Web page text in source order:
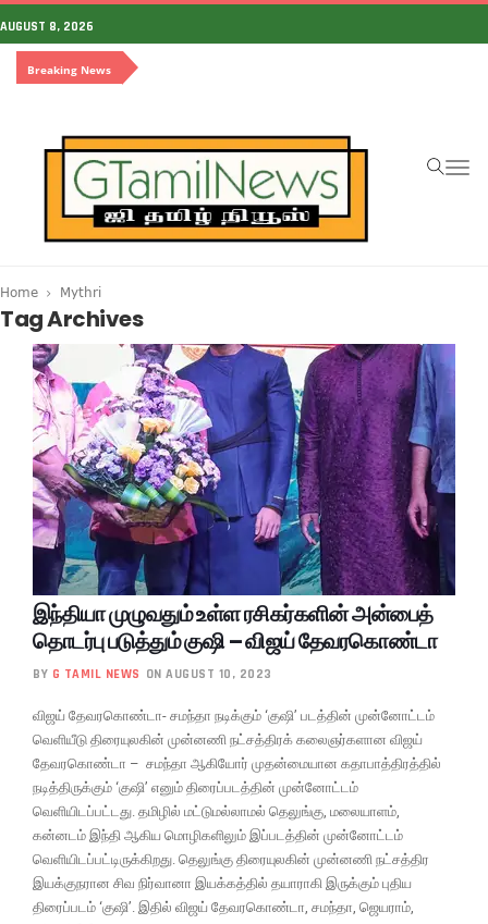
AUGUST 8, 2026
Breaking News
Home Mythri
Tag Archives
இந்தியா முழுவதும் உள்ள ரசிகர்களின் அன்பைத்
தொடர்பு படுத்தும் குஷி – விஜய் தேவரகொண்டா
BY G TAMIL NEWS ON AUGUST 10, 2023
விஜய் தேவரகொண்டா- சமந்தா நடிக்கும் ‘குஷி’ படத்தின் முன்னோட்டம்
வெளியீடு திரையுலகின் முன்னணி நட்சத்திரக் கலைஞர்களான விஜய்
தேவரகொண்டா – சமந்தா ஆகியோர் முதன்மையான கதாபாத்திரத்தில்
நடித்திருக்கும் ‘குஷி’ எனும் திரைப்படத்தின் முன்னோட்டம்
வெளியிடப்பட்டது. தமிழில் மட்டுமல்லாமல் தெலுங்கு, மலையாளம்,
கன்னடம் இந்தி ஆகிய மொழிகளிலும் இப்படத்தின் முன்னோட்டம்
வெளியிடப்பட்டிருக்கிறது. தெலுங்கு திரையுலகின் முன்னணி நட்சத்திர
இயக்குநரான சிவ நிர்வானா இயக்கத்தில் தயாராகி இருக்கும் புதிய
திரைப்படம் ‘குஷி’. இதில் விஜய் தேவரகொண்டா, சமந்தா, ஜெயராம்,